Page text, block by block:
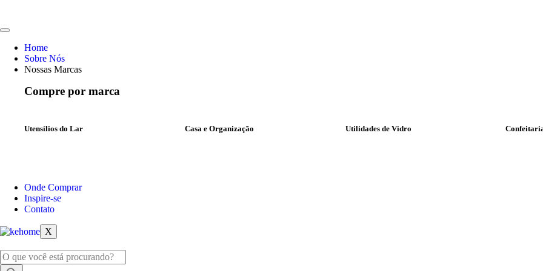
Home
Sobre Nós
Nossas Marcas
Compre por marca
Utensílios do Lar Casa e Organização Utilidades de Vidro
Onde Comprar
Inspire-se
Contato
X